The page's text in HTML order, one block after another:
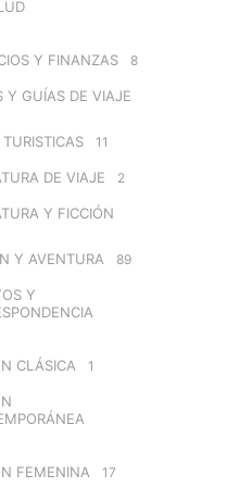
Y FINANZAS 8
Y GUÍAS DE VIAJE
11
DE VIAJE 2
Y FICCIÓN
Y AVENTURA 89
Y
CLÁSICA 1
FEMENINA 17